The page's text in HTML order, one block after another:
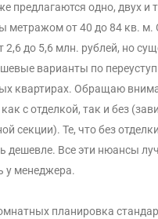
предлагаются одно, двух и
метражом от 40 до 84 кв. м.
2,6 до 5,6 млн. рублей, но
варианты по
квартирах. Обращаю
с отделкой, так и без
секции). Те, что без
дешевле. Все эти нюансы
у менеджера.
планировка